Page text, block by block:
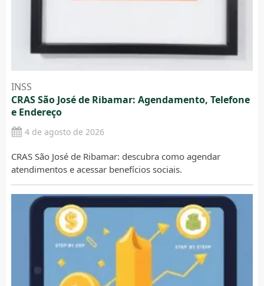
INSS
CRAS São José de Ribamar: Agendamento, Telefone
e Endereço
4 de agosto de 2026
CRAS São José de Ribamar: descubra como agendar
atendimentos e acessar benefícios sociais.